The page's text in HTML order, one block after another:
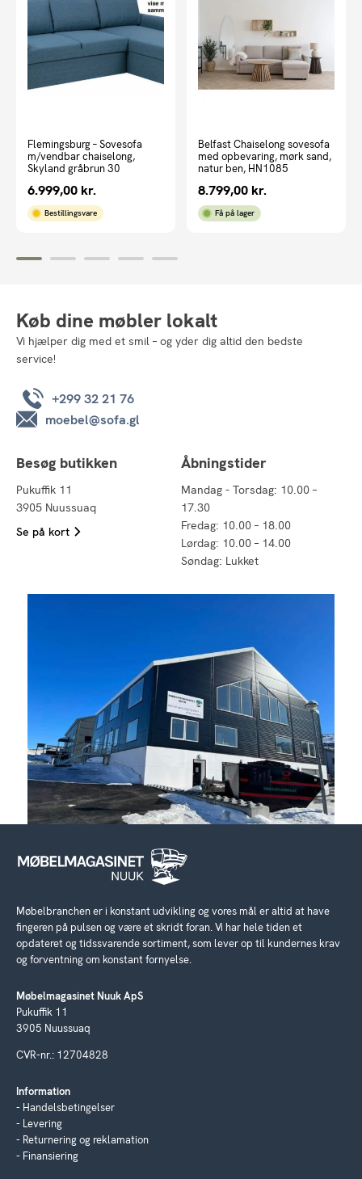
Flemingsburg – Sovesofa
m/vendbar chaiselong,
Skyland gråbrun 30
6.999,00 kr.
Bestillingsvare
Belfast Chaiselong sovesofa
med opbevaring, mørk sand,
natur ben, HN1085
8.799,00 kr.
Få på lager
Køb dine møbler lokalt
Vi hjælper dig med et smil – og yder dig altid den bedste
service!
+299 32 21 76
moebel@sofa.gl
Besøg butikken
Pukuffik 11
3905 Nuussuaq
Se på kort
Åbningstider
Mandag - Torsdag: 10.00 –
17.30
Fredag: 10.00 – 18.00
Lørdag: 10.00 – 14.00
Søndag: Lukket
Møbelbranchen er i konstant udvikling og vores mål er altid at have
fingeren på pulsen og være et skridt foran. Vi har hele tiden et
opdateret og tidssvarende sortiment, som lever op til kundernes krav
og forventning om konstant fornyelse.
Møbelmagasinet Nuuk ApS
Pukuffik 11
3905 Nuussuaq
CVR-nr.: 12704828
Information
Handelsbetingelser
Levering
Returnering og reklamation
Finansiering